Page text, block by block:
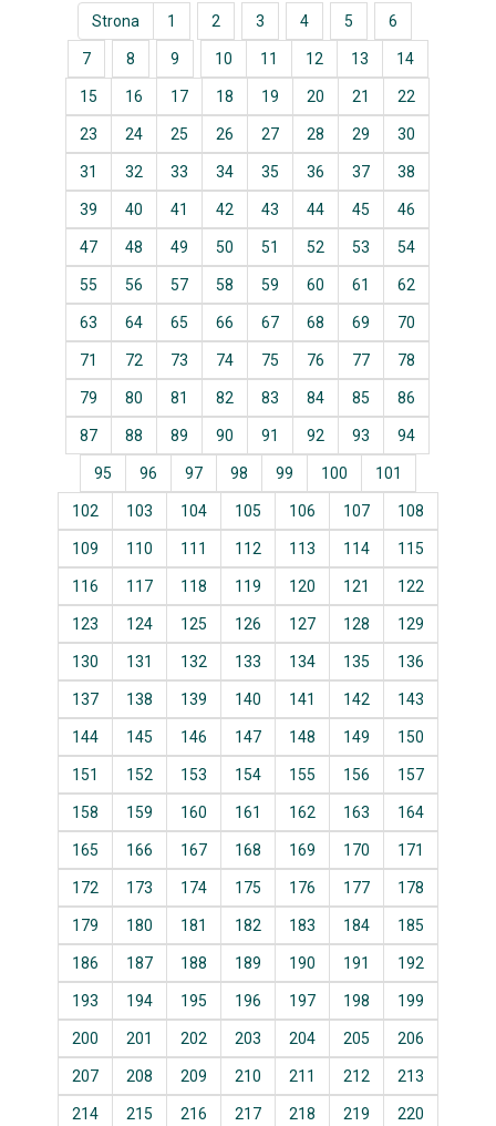
Strona 1 2 3 4 5 6
7 8 9 10 11 12 13 14
15 16 17 18 19 20 21 22
23 24 25 26 27 28 29 30
31 32 33 34 35 36 37 38
39 40 41 42 43 44 45 46
47 48 49 50 51 52 53 54
55 56 57 58 59 60 61 62
63 64 65 66 67 68 69 70
71 72 73 74 75 76 77 78
79 80 81 82 83 84 85 86
87 88 89 90 91 92 93 94
95 96 97 98 99 100 101
102 103 104 105 106 107 108
109 110 111 112 113 114 115
116 117 118 119 120 121 122
123 124 125 126 127 128 129
130 131 132 133 134 135 136
137 138 139 140 141 142 143
144 145 146 147 148 149 150
151 152 153 154 155 156 157
158 159 160 161 162 163 164
165 166 167 168 169 170 171
172 173 174 175 176 177 178
179 180 181 182 183 184 185
186 187 188 189 190 191 192
193 194 195 196 197 198 199
200 201 202 203 204 205 206
207 208 209 210 211 212 213
214 215 216 217 218 219 220